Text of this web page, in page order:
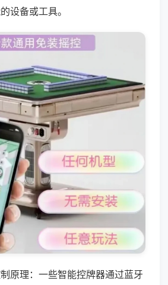
设备或工具。
原理：一些智能控牌器通过蓝牙